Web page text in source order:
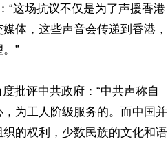
“这场抗议不仅是为了声援香港
体，这些声音会传递到香港，
”
批评中共政府：“中共声称自
为工人阶级服务的。而中国并
的权利，少数民族的文化和语